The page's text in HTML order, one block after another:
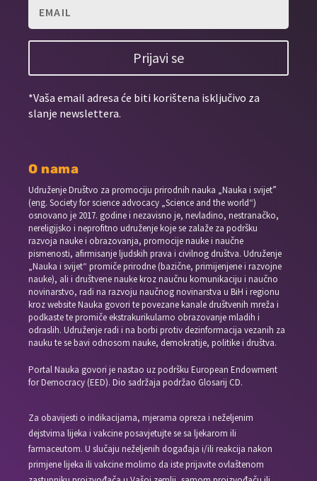
Prijavi se
*Vaša email adresa će biti korištena isključivo za
slanje newslettera.
O nama
Udruženje Društvo za promociju prirodnih nauka „Nauka i svijet”
(eng. Society for science advocacy „Science and the world“)
osnovano je 2017. godine i nezavisno je, nevladino, nestranačko,
nereligijsko i neprofitno udruženje koje se zalaže za podršku
razvoja nauke i obrazovanja, promocije nauke i naučne
pismenosti, afirmisanje ljudskih prava i civilnog društva. Udruženje
„Nauka i svijet“ promiče prirodne (bazične, primijenjene i razvojne
nauke), ali i društvene nauke kroz naučnu komunikaciju i naučno
novinarstvo, radi na razvoju naučnog novinarstva u BiH i regionu
kroz website Nauka govori te povezane kanale društvenih mreža i
podkaste te promiče ekstrakurikularno obrazovanje mladih i
odraslih. Udruženje radi i na borbi protiv dezinformacija vezanih za
nauku te se bavi odnosom nauke, demokratije, politike i društva.
Portal Nauka govori je nastao uz podršku European Endowment
for Democracy (EED). Dio sadržaja podržao Glosarij CD.
Za obavijesti o indikacijama, mjerama opreza i neželjenim
dejstvima lijeka i vakcine posavjetujte se sa ljekarom ili
farmaceutom. U slučaju neželjenih događaja i/ili reakcija nakon
primjene lijeka ili vakcine molimo da iste prijavite ovlaštenom